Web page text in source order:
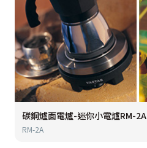
碳鋼爐面電爐-迷你小電爐RM-2A
RM-2A